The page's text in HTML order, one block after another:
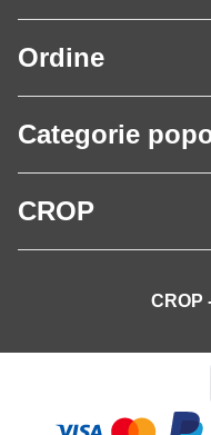
Ordine
Categorie
CROP
CROP